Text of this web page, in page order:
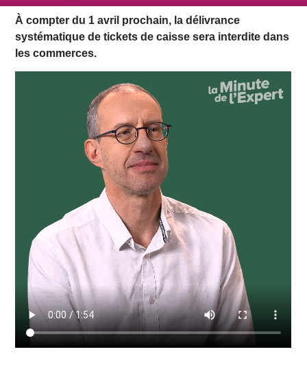
À compter du 1 avril prochain, la délivrance
systématique de tickets de caisse sera interdite dans
les commerces.